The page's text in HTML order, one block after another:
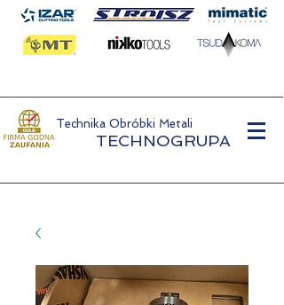
Technika Obróbki Metali
TECHNOGRUPA